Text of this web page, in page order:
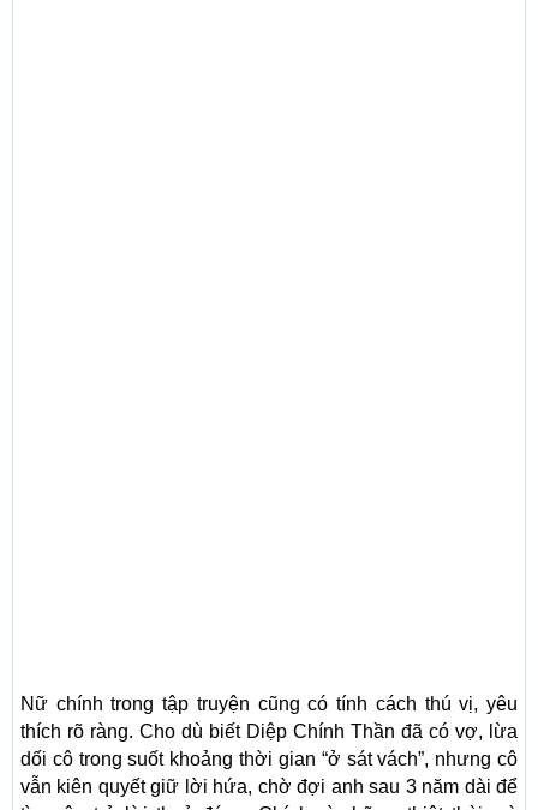
Nữ chính trong tập truyện cũng có tính cách thú vị, yêu
thích rõ ràng. Cho dù biết Diệp Chính Thần đã có vợ, lừa
dối cô trong suốt khoảng thời gian “ở sát vách”, nhưng cô
vẫn kiên quyết giữ lời hứa, chờ đợi anh sau 3 năm dài để